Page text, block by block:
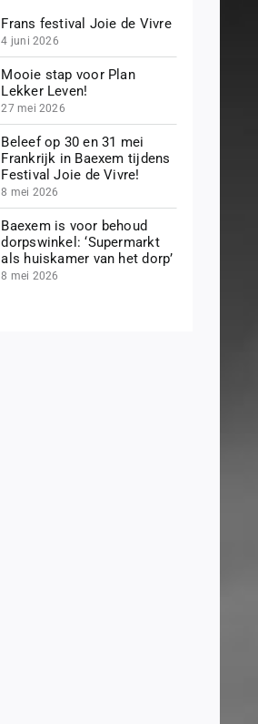
Frans festival Joie de Vivre
4 juni 2026
Mooie stap voor Plan
Lekker Leven!
27 mei 2026
Beleef op 30 en 31 mei
Frankrijk in Baexem tijdens
Festival Joie de Vivre!
8 mei 2026
Baexem is voor behoud
dorpswinkel: ‘Supermarkt
als huiskamer van het dorp’
8 mei 2026